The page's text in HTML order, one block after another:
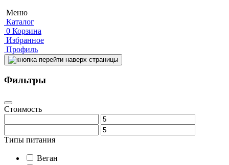
Меню
Каталог
0 Корзина
Избранное
Профиль
Фильтры
Стоимость
Типы питания
Веган